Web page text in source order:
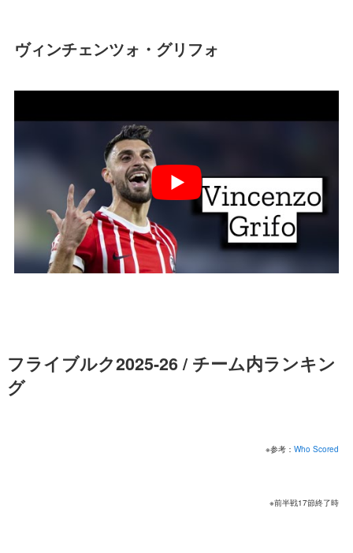
ヴィンチェンツォ・グリフォ
フライブルク2025-26 / チーム内ランキン
グ
※参考：Who Scored
※前半戦17節終了時